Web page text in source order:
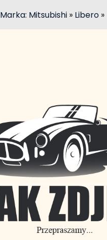
Marka: Mitsubishi » Libero »